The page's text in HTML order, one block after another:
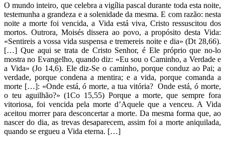
O mundo inteiro, que celebra a vigília pascal durante toda esta noite,
testemunha a grandeza e a solenidade da mesma. E com razão: nesta
noite a morte foi vencida, a Vida está viva, Cristo ressuscitou dos
mortos. Outrora, Moisés dissera ao povo, a propósito desta Vida:
«Sentireis a vossa vida suspensa e tremereis noite e dia» (Dt 28,66).
[…] Que aqui se trata de Cristo Senhor, é Ele próprio que no-lo
mostra no Evangelho, quando diz: «Eu sou o Caminho, a Verdade e
a Vida» (Jo 14,6). Ele diz-Se o caminho, porque conduz ao Pai; a
verdade, porque condena a mentira; e a vida, porque comanda a
morte […]: «Onde está, ó morte, a tua vitória? Onde está, ó morte,
o teu aguilhão?» (1Co 15,55) Porque a morte, que sempre fora
vitoriosa, foi vencida pela morte d’Aquele que a venceu. A Vida
aceitou morrer para desconcertar a morte. Da mesma forma que, ao
nascer do dia, as trevas desaparecem, assim foi a morte aniquilada,
quando se ergueu a Vida eterna. […]